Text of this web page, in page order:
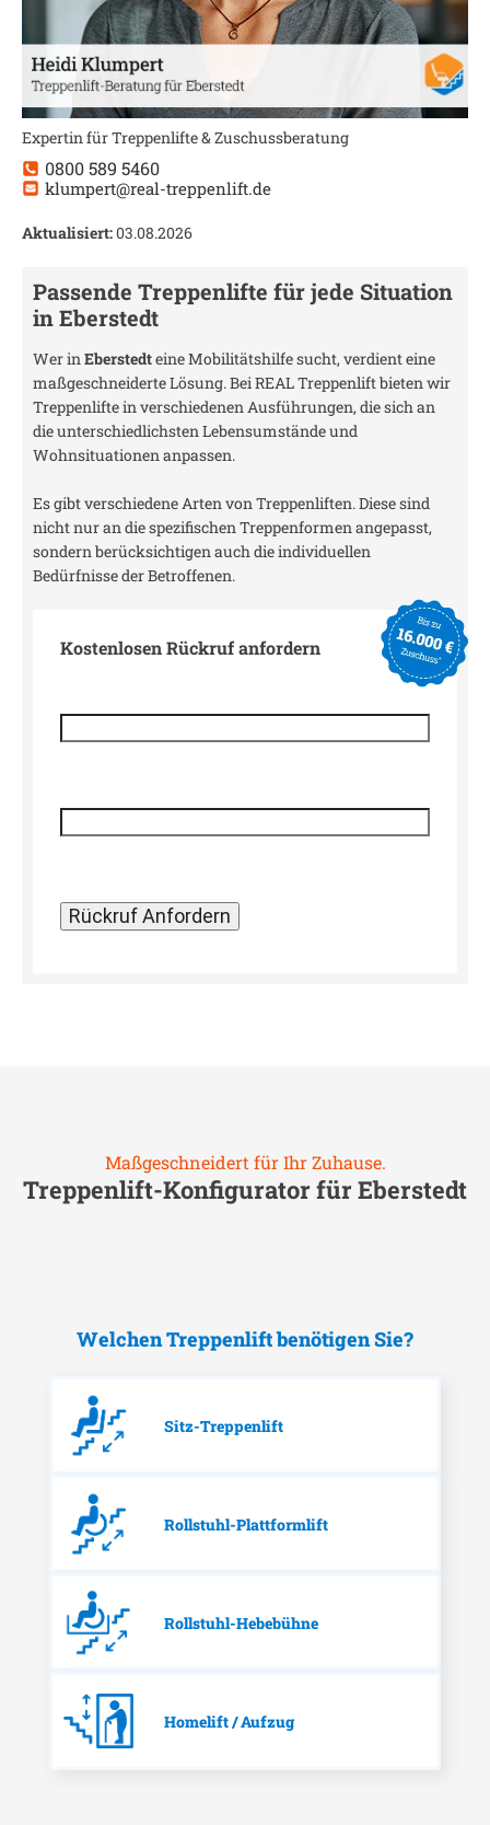
Expertin für Treppenlifte & Zuschussberatung
0800 589 5460
klumpert@real-treppenlift.de
Aktualisiert:03.08.2026
Passende Treppenlifte für jede Situation
inEberstedt
Wer inEberstedteine Mobilitätshilfe sucht, verdient eine
maßgeschneiderte Lösung. Bei REAL Treppenlift bieten wir
Treppenlifte in verschiedenen Ausführungen, die sich an
die unterschiedlichsten Lebensumstände und
Wohnsituationen anpassen.
Es gibt verschiedene Arten von Treppenliften. Diese sind
nicht nur an die spezifischen Treppenformen angepasst,
sondern berücksichtigen auch die individuellen
Bedürfnisse der Betroffenen.
Kostenlosen Rückruf anfordern
Maßgeschneidert für Ihr Zuhause.
Treppenlift-Konfigurator fürEberstedt
Welchen Treppenlift benötigen Sie?
Sitz-Treppenlift
Rollstuhl-Plattformlift
Rollstuhl-Hebebühne
Homelift / Aufzug